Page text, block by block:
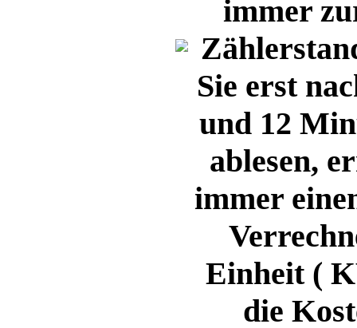
immer
Sie erst
und 12
ablesen,
immer
Einheit (
die